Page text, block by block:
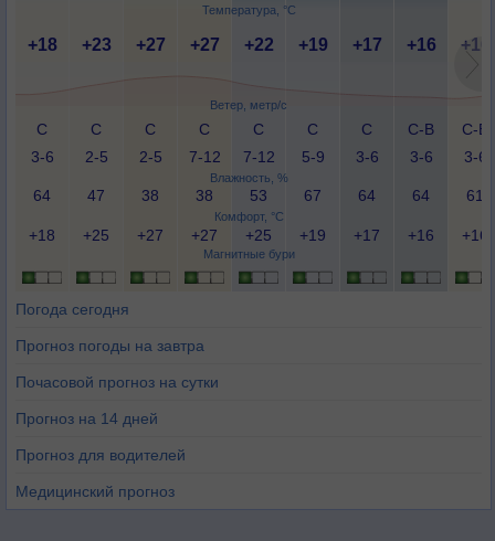
Температура, °C
Ветер, метр/с
Влажность, %
Комфорт, °C
Магнитные бури
+18 +23 +27 +27 +22 +19 +17 +16 +16
С
3-6
С
2-5
С
2-5
С
7-12
С
7-12
С
5-9
С
3-6
С-В
3-6
С-В
3-6
64 47 38 38 53 67 64 64 61
+18 +25 +27 +27 +25 +19 +17 +16 +16
Погода сегодня
Прогноз погоды на завтра
Почасовой прогноз на сутки
Прогноз на 14 дней
Прогноз для водителей
Медицинский прогноз